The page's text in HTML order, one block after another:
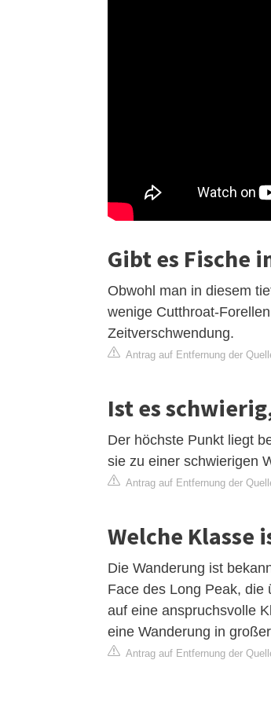
Gibt es Fische
Obwohl man in diesem
wenige Cutthroat-
Zeitverschwendung.
Antrag auf Entfernung der
Ist es
Der höchste Punkt liegt
sie zu einer schwierigen
Antrag auf Entfernung der
Welche Klasse
Die Wanderung ist
Face des Long Peak, die
auf eine anspruchsvolle
eine Wanderung in
Antrag auf Entfernung der